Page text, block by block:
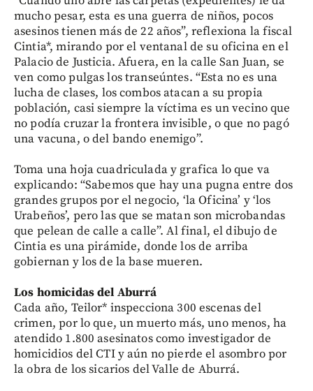
mucho pesar, esta es una guerra de niños, pocos
asesinos tienen más de 22 años”, reflexiona la fiscal
Cintia*, mirando por el ventanal de su oficina en el
Palacio de Justicia. Afuera, en la calle San Juan, se
ven como pulgas los transeúntes. “Esta no es una
lucha de clases, los combos atacan a su propia
población, casi siempre la víctima es un vecino que
no podía cruzar la frontera invisible, o que no pagó
una vacuna, o del bando enemigo”.
Toma una hoja cuadriculada y grafica lo que va
explicando: “Sabemos que hay una pugna entre dos
grandes grupos por el negocio, ‘la Oficina’ y ‘los
Urabeños’, pero las que se matan son microbandas
que pelean de calle a calle”. Al final, el dibujo de
Cintia es una pirámide, donde los de arriba
gobiernan y los de la base mueren.
Los homicidas del Aburrá
Cada año, Teilor* inspecciona 300 escenas del
crimen, por lo que, un muerto más, uno menos, ha
atendido 1.800 asesinatos como investigador de
homicidios del CTI y aún no pierde el asombro por
la obra de los sicarios del Valle de Aburrá.